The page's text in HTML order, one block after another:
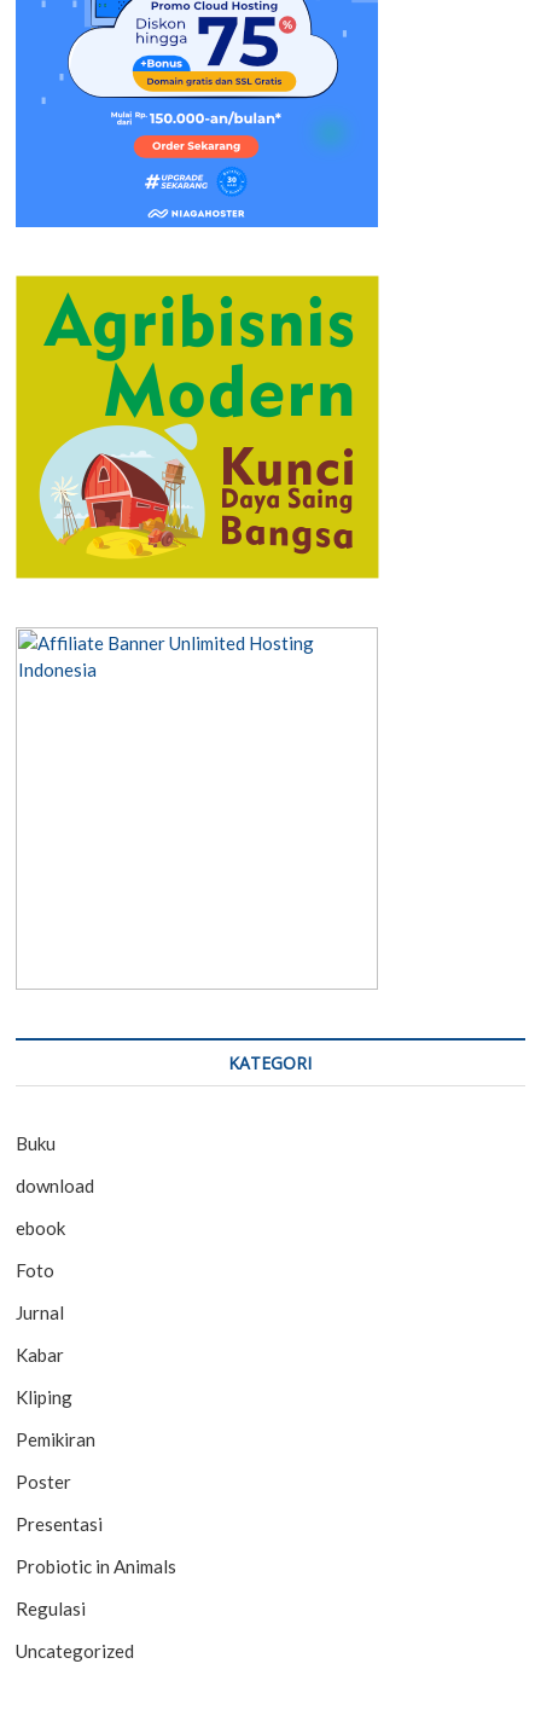
KATEGORI
Buku
download
ebook
Foto
Jurnal
Kabar
Kliping
Pemikiran
Poster
Presentasi
Probiotic in Animals
Regulasi
Uncategorized